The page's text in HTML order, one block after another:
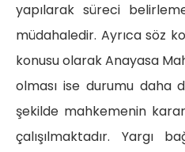
yapılarak süreci
müdahaledir. Ayrıca söz
konusu olarak Anayasa
olması ise durumu daha
şekilde mahkemenin
çalışılmaktadır. Yargı